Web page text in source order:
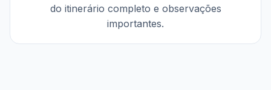
do itinerário completo e observações
importantes.